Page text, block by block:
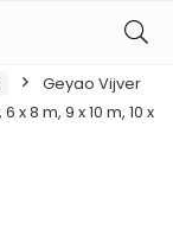
Geyao Vijver
x 8 m, 9 x 10 m, 10 x